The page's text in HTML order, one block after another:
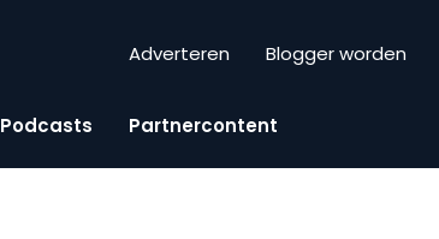
Adverteren Blogger worden
Podcasts Partnercontent